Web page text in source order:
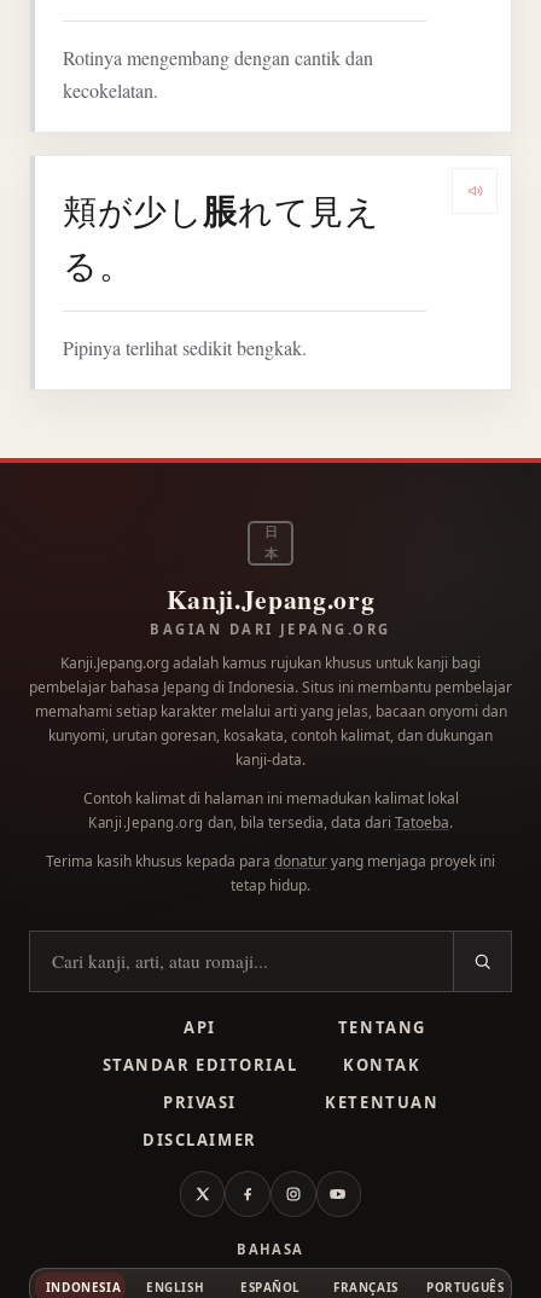
Rotinya mengembang dengan cantik dan
kecokelatan.
頬が少し脹れて見え
る。
Pipinya terlihat sedikit bengkak.
日
本
Kanji.Jepang.org
BAGIAN DARI JEPANG.ORG
Kanji.Jepang.org adalah kamus rujukan khusus untuk kanji bagi
pembelajar bahasa Jepang di Indonesia. Situs ini membantu pembelajar
memahami setiap karakter melalui arti yang jelas, bacaan onyomi dan
kunyomi, urutan goresan, kosakata, contoh kalimat, dan dukungan
kanji-data.
Contoh kalimat di halaman ini memadukan kalimat lokal
Kanji.Jepang.org dan, bila tersedia, data dari Tatoeba.
Terima kasih khusus kepada para donaturyang menjaga proyek ini
tetap hidup.
Cari kanji
API
TENTANG
STANDAR EDITORIAL
KONTAK
PRIVASI
KETENTUAN
DISCLAIMER
X FacebookInstagramYouTube
BAHASA
INDONESIA ENGLISH ESPAÑOL FRANÇAIS PORTUGUÊS